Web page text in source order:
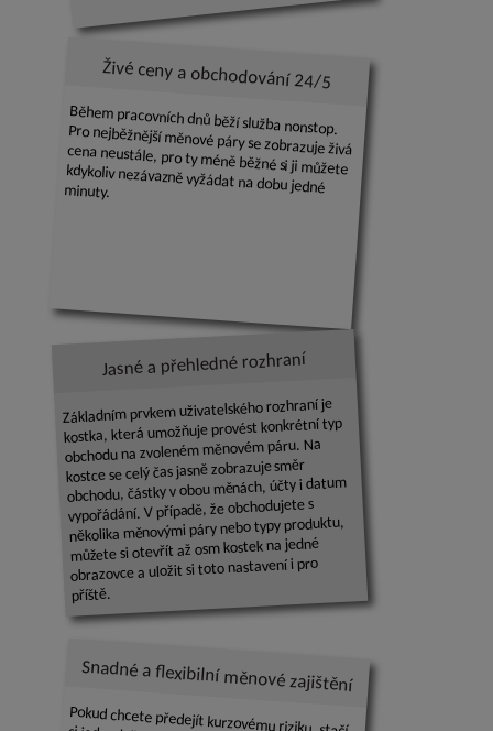
Živé ceny a obchodování 24/5
Během pracovních dnů běží služba nonstop. Pro nejběžnější měnové páry se zobrazuje živá cena neustále, pro ty méně běžné si ji můžete kdykoliv nezávazně vyžádat na dobu jedné minuty.
Jasné a přehledné rozhraní
Základním prvkem uživatelského rozhraní je
kostka, která umožňuje provést konkrétní typ
obchodu na zvoleném měnovém páru. Na
kostce se celý čas jasně zobrazuje směr
obchodu, částky v obou měnách, účty i datum
vypořádání. V případě, že obchodujete s
několika měnovými páry nebo typy produktu,
můžete si otevřít až osm kostek na jedné
obrazovce a uložit si toto nastavení i pro
příště.
Snadné a flexibilní měnové zajištění
Pokud chcete předejít kurzovému riziku, stačí si jednoduše zadat měnový forward nebo swap na libovolné datum s maximálním trváním 1 rok a na libovolnou částku. Obchod se